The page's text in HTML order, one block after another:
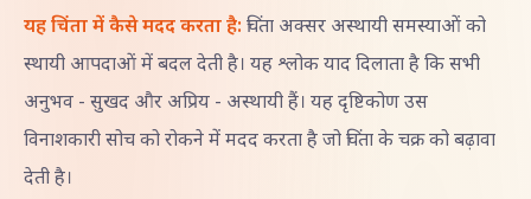
यह चिंता में कैसे मदद करता है: चिंता अक्सर अस्थायी समस्याओं को
स्थायी आपदाओं में बदल देती है। यह श्लोक याद दिलाता है कि सभी
अनुभव - सुखद और अप्रिय - अस्थायी हैं। यह दृष्टिकोण उस
विनाशकारी सोच को रोकने में मदद करता है जो चिंता के चक्र को बढ़ावा
देती है।